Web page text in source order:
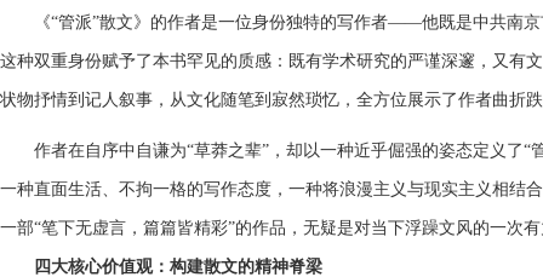
《“管派”散文》的作者是一位身份独特的写作者——他既是中共南
这种双重身份赋予了本书罕见的质感：既有学术研究的严谨深邃，又有
状物抒情到记人叙事，从文化随笔到寂然琐忆，全方位展示了作者曲折
作者在自序中自谦为“草莽之辈”，却以一种近乎倔强的姿态定义了
一种直面生活、不拘一格的写作态度，一种将浪漫主义与现实主义相结
一部“笔下无虚言，篇篇皆精彩”的作品，无疑是对当下浮躁文风的一次
四大核心价值观：构建散文的精神脊梁